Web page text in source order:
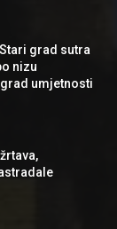
grad sutra
nizu
umjetnosti